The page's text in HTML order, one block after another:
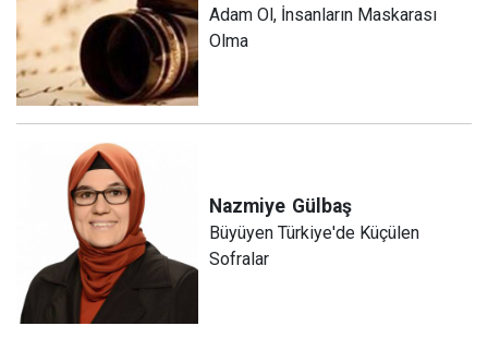
Adam Ol, İnsanların Maskarası
Olma
Nazmiye Gülbaş
Büyüyen Türkiye'de Küçülen
Sofralar